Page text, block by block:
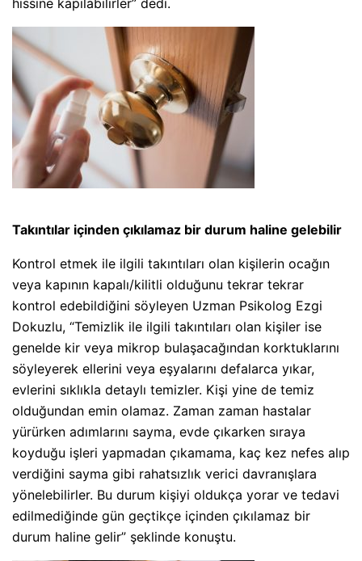
Takıntılar içinden çıkılamaz bir durum haline gelebilir
Kontrol etmek ile ilgili takıntıları olan kişilerin ocağın
veya kapının kapalı/kilitli olduğunu tekrar tekrar
kontrol edebildiğini söyleyen Uzman Psikolog Ezgi
Dokuzlu, “Temizlik ile ilgili takıntıları olan kişiler ise
genelde kir veya mikrop bulaşacağından korktuklarını
söyleyerek ellerini veya eşyalarını defalarca yıkar,
evlerini sıklıkla detaylı temizler. Kişi yine de temiz
olduğundan emin olamaz. Zaman zaman hastalar
yürürken adımlarını sayma, evde çıkarken sıraya
koyduğu işleri yapmadan çıkamama, kaç kez nefes alıp
verdiğini sayma gibi rahatsızlık verici davranışlara
yönelebilirler. Bu durum kişiyi oldukça yorar ve tedavi
edilmediğinde gün geçtikçe içinden çıkılamaz bir
durum haline gelir” şeklinde konuştu.